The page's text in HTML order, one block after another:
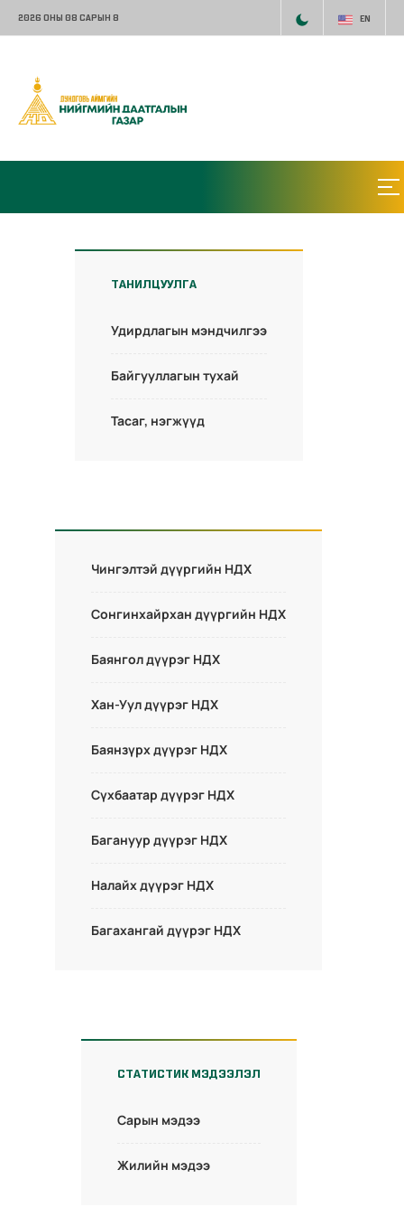
2026 ОНЫ 08 САРЫН 8 EN
ТАНИЛЦУУЛГА
Удирдлагын мэндчилгээ
Байгууллагын тухай
Тасаг, нэгжүүд
Чингэлтэй дүүргийн НДХ
Сонгинхайрхан дүүргийн НДХ
Баянгол дүүрэг НДХ
Хан-Уул дүүрэг НДХ
Баянзүрх дүүрэг НДХ
Сүхбаатар дүүрэг НДХ
Багануур дүүрэг НДХ
Налайх дүүрэг НДХ
Багахангай дүүрэг НДХ
СТАТИСТИК МЭДЭЭЛЭЛ
Сарын мэдээ
Жилийн мэдээ